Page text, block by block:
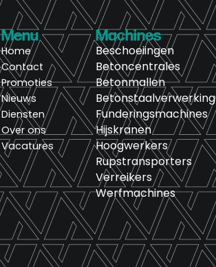
Menu
Home
Contact
Promoties
Nieuws
Diensten
Over ons
Vacatures
Machines
Beschoeiingen
Betoncentrales
Betonmallen
Betonstaalverwerking
Funderingsmachines
Hijskranen
Hoogwerkers
Rupstransporters
Verreikers
Werfmachines